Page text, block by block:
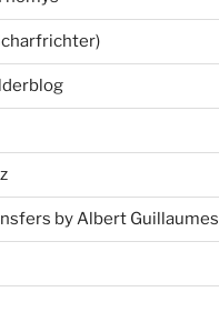
by Albert Guillaumes